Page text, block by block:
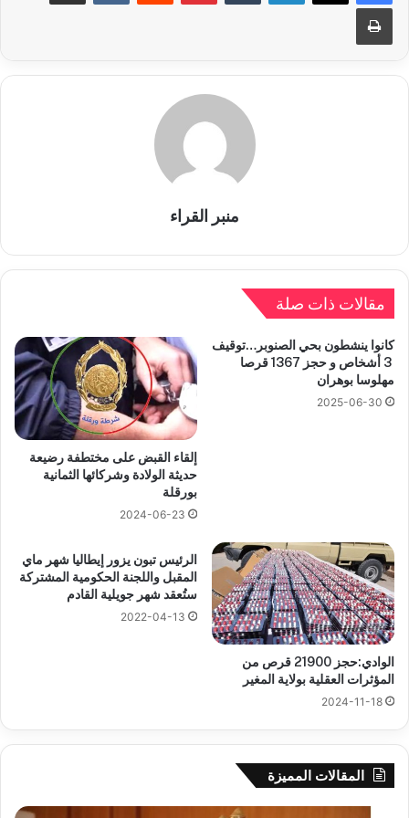
طباعة
منبر القراء
مقالات ذات صلة
كانوا ينشطون بحي الصنوبر…توقيف
3 أشخاص و حجز 1367 قرصا
مهلوسا بوهران
2025-06-30
إلقاء القبض على مختطفة رضيعة
حديثة الولادة وشركائها الثمانية
بورقلة
2024-06-23
الوادي:حجز 21900 قرص من
المؤثرات العقلية بولاية المغير
2024-11-18
الرئيس تبون يزور إيطاليا شهر ماي
المقبل واللجنة الحكومية المشتركة
ستُعقد شهر جويلية القادم
2022-04-13
المقالات المميزة